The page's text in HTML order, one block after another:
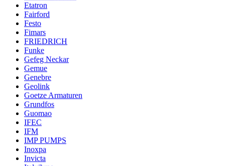
Etatron
Fairford
Festo
Fimars
FRIEDRICH
Funke
Gefeg Neckar
Gemue
Genebre
Geolink
Goetze Armaturen
Grundfos
Guomao
IFEC
IFM
IMP PUMPS
Inoxpa
Invicta